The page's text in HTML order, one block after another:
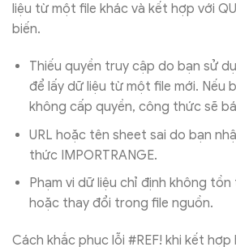
liệu từ một file khác và kết hợp với
biến.
Thiếu quyền truy cập do bạn sử
để lấy dữ liệu từ một file mới. Nếu
không cấp quyền, công thức sẽ
URL hoặc tên sheet sai do bạn
thức IMPORTRANGE.
Phạm vi dữ liệu chỉ định không
hoặc thay đổi trong file nguồn.
Cách khắc phục lỗi #REF! khi kết hợp